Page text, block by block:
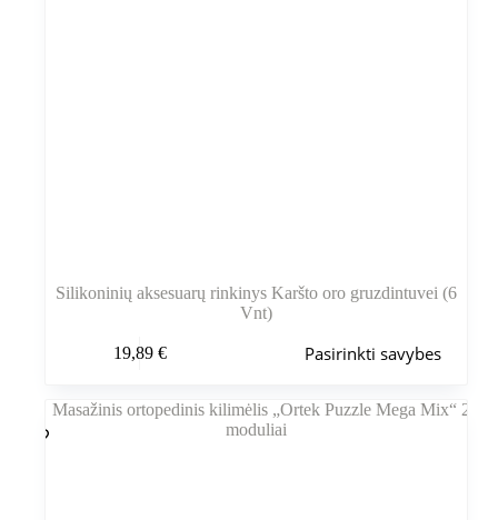
Silikoninių aksesuarų rinkinys Karšto oro gruzdintuvei (6
Vnt)
19,89 € Pasirinkti savybes
variantus.
Variantus